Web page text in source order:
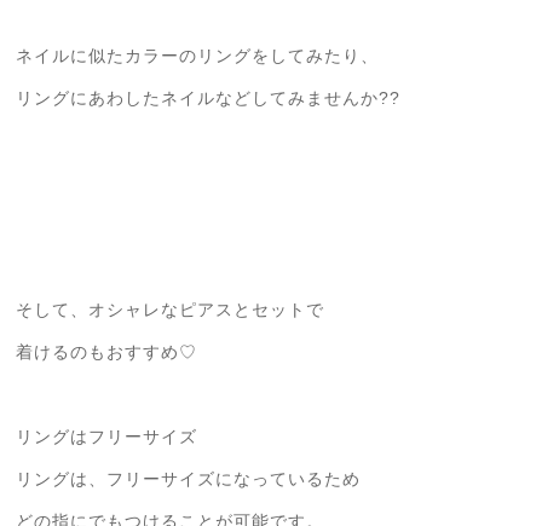
ネイルに似たカラーのリングをしてみたり、
リングにあわしたネイルなどしてみませんか??
そして、オシャレなピアスとセットで
着けるのもおすすめ♡
リングはフリーサイズ
リングは、フリーサイズになっているため
どの指にでもつけることが可能です。